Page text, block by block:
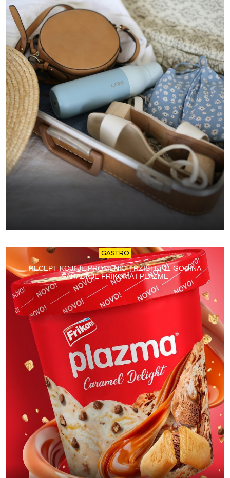
GASTRO
RECEPT KOJI JE PROMENIO TRŽIŠTE: 11 GODINA
SARADNJE FRIKOMA I PLAZME